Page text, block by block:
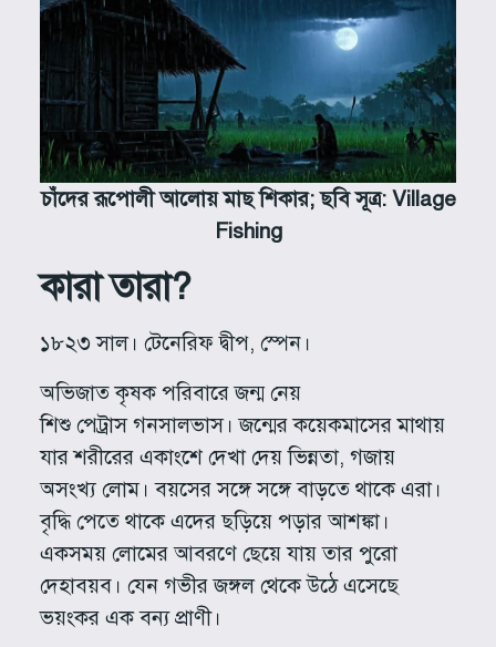
চাঁদেররূপোলীআলোয় মাছ শিকার; ছবি সূত্র: Village
Fishing
কারা তারা?
১৮২৩ সাল। টেনেরিফ দ্বীপ, স্পেন।
অভিজাত কৃষক পরিবারে জন্ম নেয়
শিশু পেট্রাস গনসালভাস। জন্মের কয়েকমাসের মাথায়
যার শরীরের একাংশে দেখা দেয় ভিন্নতা, গজায়
অসংখ্য লোম। বয়সের সঙ্গে সঙ্গে বাড়তে থাকে এরা।
বৃদ্ধি পেতে থাকে এদের ছড়িয়ে পড়ার আশঙ্কা।
একসময় লোমের আবরণে ছেয়ে যায় তার পুরো
দেহাবয়ব। যেন গভীর জঙ্গল থেকে উঠে এসেছে
ভয়ংকর এক বন্য প্রাণী।